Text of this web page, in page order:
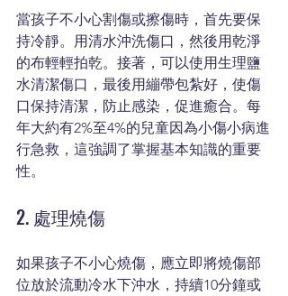
當孩子不小心割傷或擦傷時，首先要保
持冷靜。用清水沖洗傷口，然後用乾淨
的布輕輕拍乾。接著，可以使用生理鹽
水清潔傷口，最後用繃帶包紮好，使傷
口保持清潔，防止感染，促進癒合。每
年大約有2%至4%的兒童因為小傷小病進
行急救，這強調了掌握基本知識的重要
性。
2. 處理燒傷
如果孩子不小心燒傷，應立即將燒傷部
位放於流動冷水下沖水，持續10分鐘或